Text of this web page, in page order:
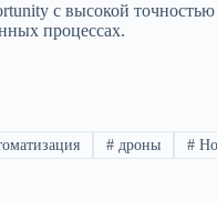
с высокой
процессах.
# дроны #